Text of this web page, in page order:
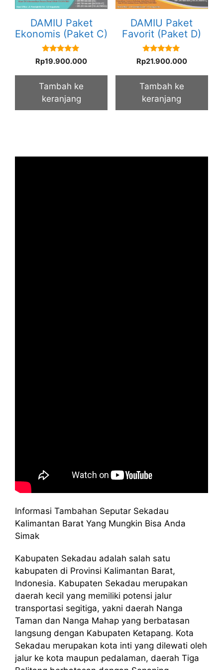
DAMIU Paket
Ekonomis (Paket C)
5.00
out of 5
Rp19.900.000
Tambah ke
keranjang
DAMIU Paket
Favorit (Paket D)
5.00
out of 5
Rp21.900.000
Tambah ke
keranjang
Informasi Tambahan Seputar Sekadau
Kalimantan Barat Yang Mungkin Bisa Anda
Simak
Kabupaten Sekadau adalah salah satu
kabupaten di Provinsi Kalimantan Barat,
Indonesia. Kabupaten Sekadau merupakan
daerah kecil yang memiliki potensi jalur
transportasi segitiga, yakni daerah Nanga
Taman dan Nanga Mahap yang berbatasan
langsung dengan Kabupaten Ketapang. Kota
Sekadau merupakan kota inti yang dilewati oleh
jalur ke kota maupun pedalaman, daerah Tiga